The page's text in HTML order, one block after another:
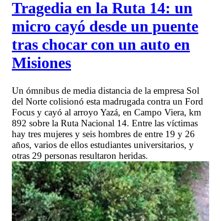
Tragedia en la Ruta 14: un
micro cayó desde un puente
tras chocar con un auto en
Misiones
Un ómnibus de media distancia de la empresa Sol
del Norte colisionó esta madrugada contra un Ford
Focus y cayó al arroyo Yazá, en Campo Viera, km
892 sobre la Ruta Nacional 14. Entre las víctimas
hay tres mujeres y seis hombres de entre 19 y 26
años, varios de ellos estudiantes universitarios, y
otras 29 personas resultaron heridas.